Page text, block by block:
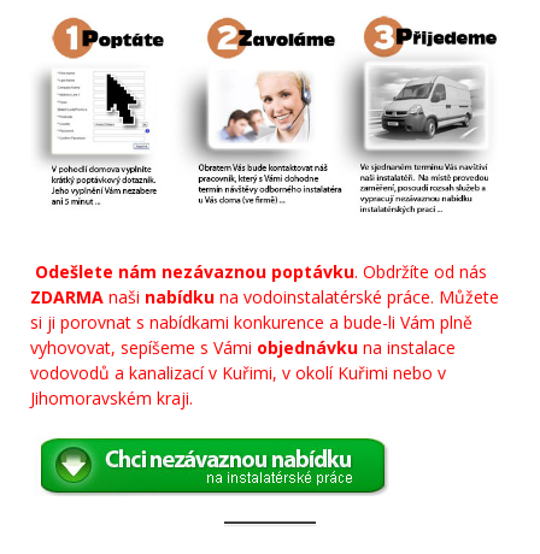
Odešlete nám nezávaznou poptávku. Obdržíte od nás
ZDARMA naši nabídku na vodoinstalatérské práce. Můžete
si ji porovnat s nabídkami konkurence a bude-li Vám plně
vyhovovat, sepíšeme s Vámi objednávku na instalace
vodovodů a kanalizací v Kuřimi, v okolí Kuřimi nebo v
Jihomoravském kraji.